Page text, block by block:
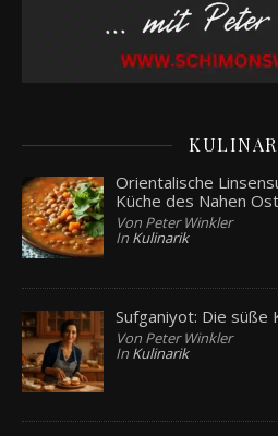
Orientalische
Küche des Nahen
Von Peter Winkler
In Kulinarik
Sufganiyot: Die süße
Von Peter Winkler
In Kulinarik